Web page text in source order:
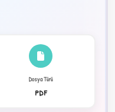
Dosya Türü
PDF